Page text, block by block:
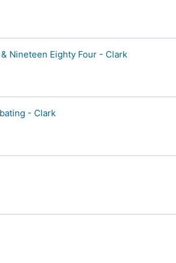
Nineteen Eighty Four - Clark
- Clark